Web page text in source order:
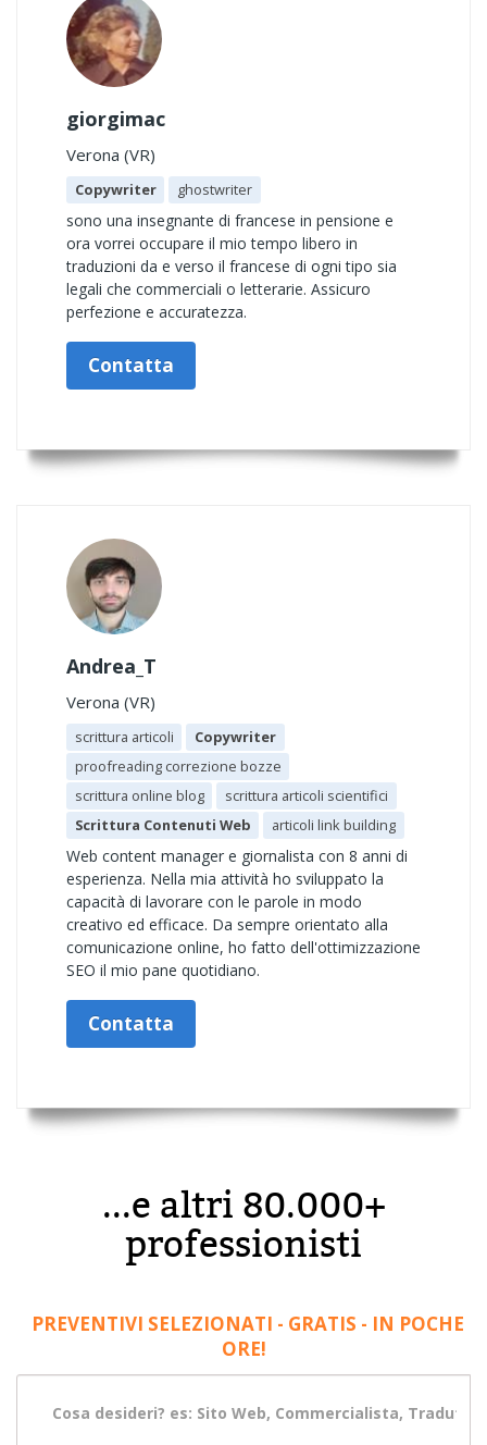
giorgimac
Verona (VR)
Copywriter ghostwriter
sono una insegnante di francese in pensione e
ora vorrei occupare il mio tempo libero in
traduzioni da e verso il francese di ogni tipo sia
legali che commerciali o letterarie. Assicuro
perfezione e accuratezza.
Contatta
Andrea_T
Verona (VR)
scrittura articoli
Copywriter
proofreading correzione bozze
scrittura online blog
scrittura articoli scientifici
Scrittura Contenuti Web
articoli link building
Web content manager e giornalista con 8 anni di
esperienza. Nella mia attività ho sviluppato la
capacità di lavorare con le parole in modo
creativo ed efficace. Da sempre orientato alla
comunicazione online, ho fatto dell'ottimizzazione
SEO il mio pane quotidiano.
Contatta
...e altri 80.000+
professionisti
PREVENTIVI SELEZIONATI - GRATIS - IN POCHE
ORE!